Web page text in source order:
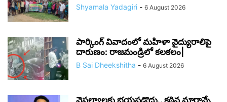
Shyamala Yadagiri - 6 August 2026
పార్కింగ్ వివాదంలో మహిళా వైద్యురాలిపై
దారుణం: రాజమండ్రిలో కలకలం|
B Sai Dheekshitha - 6 August 2026